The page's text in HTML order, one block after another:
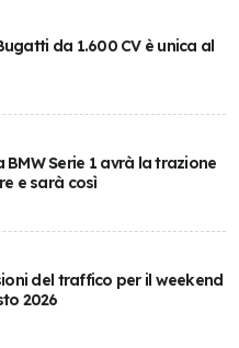
da 1.600 CV è unica al
BMW Serie 1 avrà la trazione
e sarà così
del traffico per il weekend
2026